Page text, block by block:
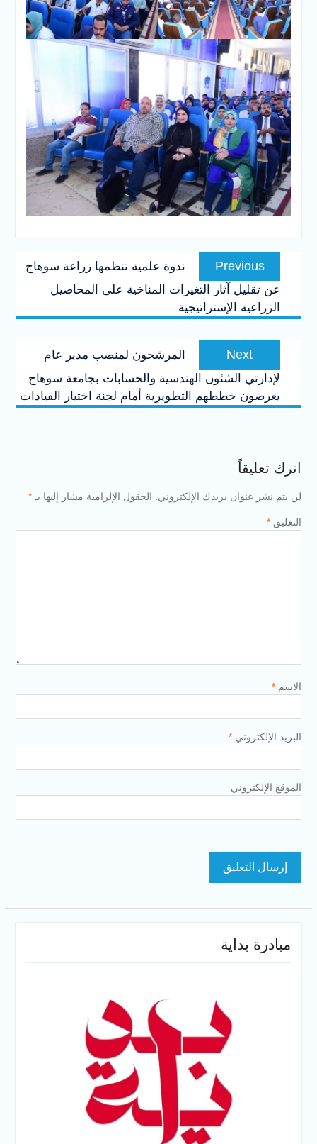
تصفّح
المقالاتPrevious
Previous
post:
ندوة علمية تنظمها زراعة سوهاج
عن تقليل آثار التغيرات المناخية على المحاصيل
الزراعية الإستراتيجية
Next
Next
post:
المرشحون لمنصب مدير عام
لإدارتي الشئون الهندسية والحسابات بجامعة سوهاج
يعرضون خططهم التطويرية أمام لجنة اختيار القيادات
اترك تعليقاً
لن يتم نشر عنوان بريدك الإلكتروني. الحقول الإلزامية مشار إليها بـ *
التعليق *
الاسم *
البريد الإلكتروني *
الموقع الإلكتروني
مبادرة بداية